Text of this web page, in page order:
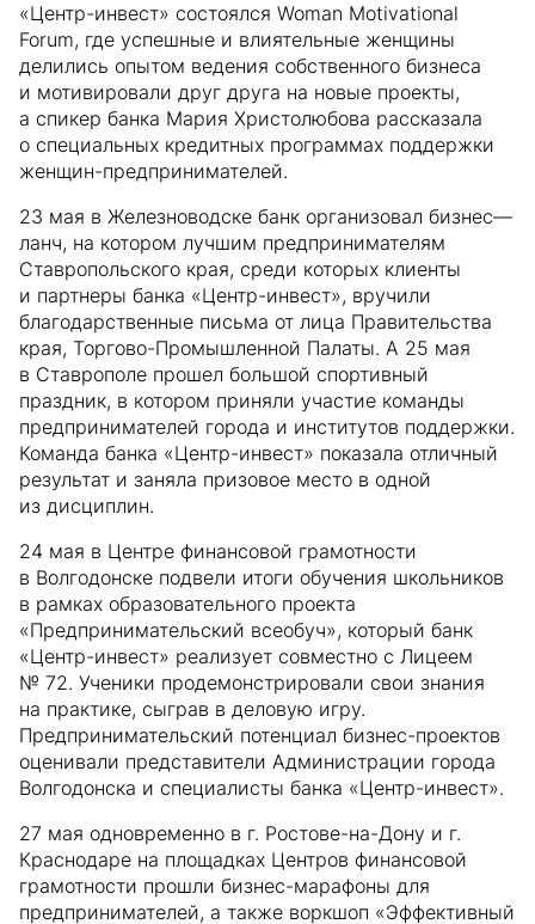
«Центр-инвест» состоялся Woman Motivational
Forum, где успешные и влиятельные женщины
делились опытом ведения собственного бизнеса
и мотивировали друг друга на новые проекты,
а спикер банка Мария Христолюбова рассказала
о специальных кредитных программах поддержки
женщин-предпринимателей.
23 мая в Железноводске банк организовал бизнес—
ланч, на котором лучшим предпринимателям
Ставропольского края, среди которых клиенты
и партнеры банка «Центр-инвест», вручили
благодарственные письма от лица Правительства
края, Торгово-Промышленной Палаты. А 25 мая
в Ставрополе прошел большой спортивный
праздник, в котором приняли участие команды
предпринимателей города и институтов поддержки.
Команда банка «Центр-инвест» показала отличный
результат и заняла призовое место в одной
из дисциплин.
24 мая в Центре финансовой грамотности
в Волгодонске подвели итоги обучения школьников
в рамках образовательного проекта
«Предпринимательский всеобуч», который банк
«Центр-инвест» реализует совместно с Лицеем
№ 72. Ученики продемонстрировали свои знания
на практике, сыграв в деловую игру.
Предпринимательский потенциал бизнес-проектов
оценивали представители Администрации города
Волгодонска и специалисты банка «Центр-инвест».
27 мая одновременно в г. Ростове-на-Дону и г.
Краснодаре на площадках Центров финансовой
грамотности прошли бизнес-марафоны для
предпринимателей, а также воркшоп «Эффективный